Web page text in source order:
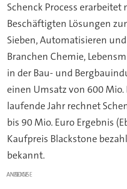
Schenck Process
Beschäftigten Lösungen
Sieben, Automatisieren
Branchen Chemie,
in der Bau- und
einen Umsatz von 600 Mio.
laufende Jahr rechnet
bis 90 Mio. Euro Ergebnis
Kaufpreis Blackstone
bekannt.
ANZEIGE